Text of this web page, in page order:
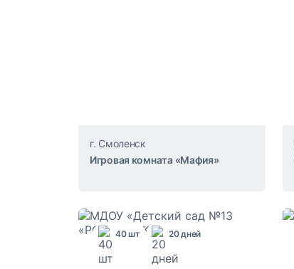
г. Смоленск
Игровая комната «Мафия»
40 шт 20 дней